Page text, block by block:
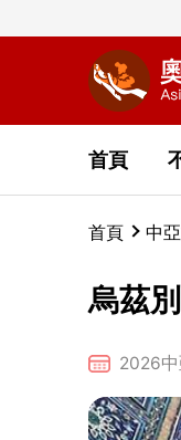
首頁
首頁 中
烏茲
2026